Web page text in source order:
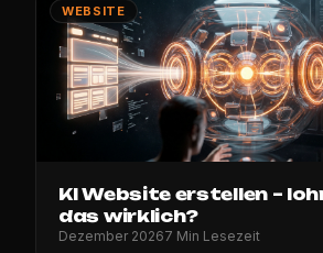
WEBSITE
KI Website erstellen –
das wirklich?
Dezember 20267 Min Lesezeit